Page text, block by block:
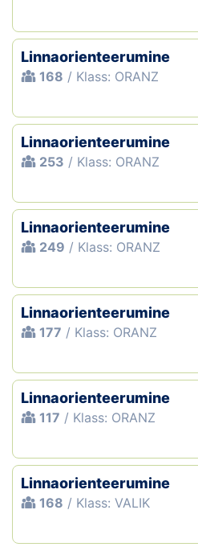
Linnaorienteerumine
168 / Klass: ORANZ
Linnaorienteerumine
253 / Klass: ORANZ
Linnaorienteerumine
249 / Klass: ORANZ
Linnaorienteerumine
177 / Klass: ORANZ
Linnaorienteerumine
117 / Klass: ORANZ
Linnaorienteerumine
168 / Klass: VALIK